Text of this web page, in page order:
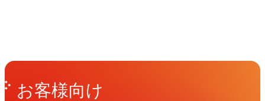
Get in Touchお問い合わせ
お客様向け